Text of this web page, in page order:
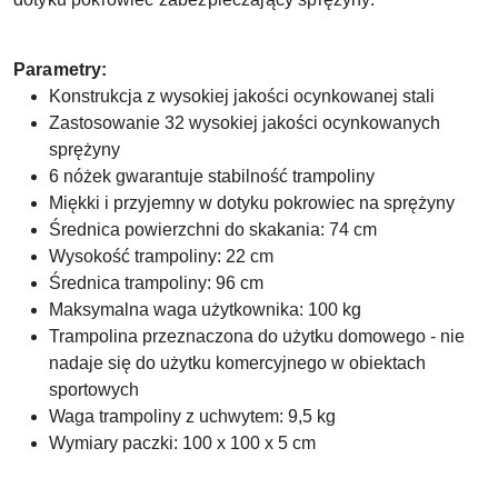
Parametry:
Konstrukcja z wysokiej jakości ocynkowanej stali
Zastosowanie 32 wysokiej jakości ocynkowanych
sprężyny
6 nóżek gwarantuje stabilność trampoliny
Miękki i przyjemny w dotyku pokrowiec na sprężyny
Średnica powierzchni do skakania: 74 cm
Wysokość trampoliny: 22 cm
Średnica trampoliny: 96 cm
Maksymalna waga użytkownika: 100 kg
Trampolina przeznaczona do użytku domowego - nie
nadaje się do użytku komercyjnego w obiektach
sportowych
Waga trampoliny z uchwytem: 9,5 kg
Wymiary paczki: 100 x 100 x 5 cm